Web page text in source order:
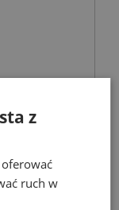
KW Eco
z
ruch w